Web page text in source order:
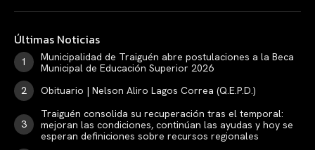
Últimas Noticias
Municipalidad de Traiguén abre postulaciones a la Beca
Municipal de Educación Superior 2026
Obituario | Nelson Aliro Lagos Correa (Q.E.P.D.)
Traiguén consolida su recuperación tras el temporal:
mejoran las condiciones, continúan las ayudas y hoy se
esperan definiciones sobre recursos regionales